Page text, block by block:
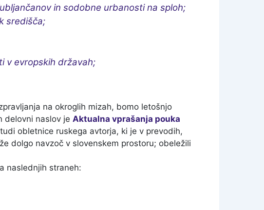
in sodobne urbanosti na sploh;
središča;
v evropskih državah;
na okroglih mizah, bomo letošnjo
delovni naslov je Aktualna vprašanja pouka
obletnice ruskega avtorja, ki je v prevodih,
dolgo navzoč v slovenskem prostoru; obeležili
naslednjih straneh: